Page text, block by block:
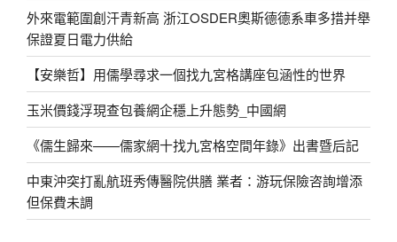
外來電範圍創汗青新高 浙江OSDER奧斯德德系車多措并舉
保證夏日電力供給
【安樂哲】用儒學尋求一個找九宮格講座包涵性的世界
玉米價錢浮現查包養網企穩上升態勢_中國網
《儒生歸來——儒家網十找九宮格空間年錄》出書暨后記
中東沖突打亂航班秀傳醫院供膳 業者：游玩保險咨詢增添
但保費未調